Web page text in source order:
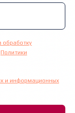
обработку
Политики
и информационных